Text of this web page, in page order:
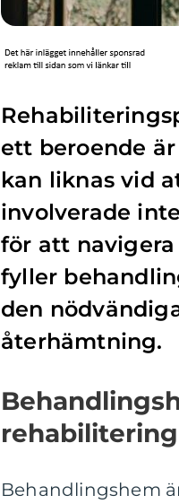
ett beroende
kan liknas vid
involverade
för att
fyller
den
återhämtning.
rehabilitering
Behandlingshem